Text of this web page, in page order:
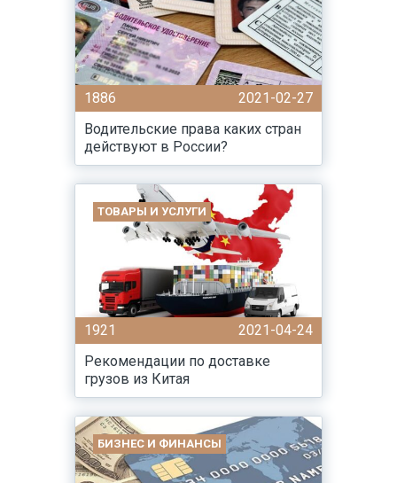
1886
2021-02-27
Водительские права каких стран
действуют в России?
ТОВАРЫ И УСЛУГИ
1921
2021-04-24
Рекомендации по доставке
грузов из Китая
БИЗНЕС И ФИНАНСЫ